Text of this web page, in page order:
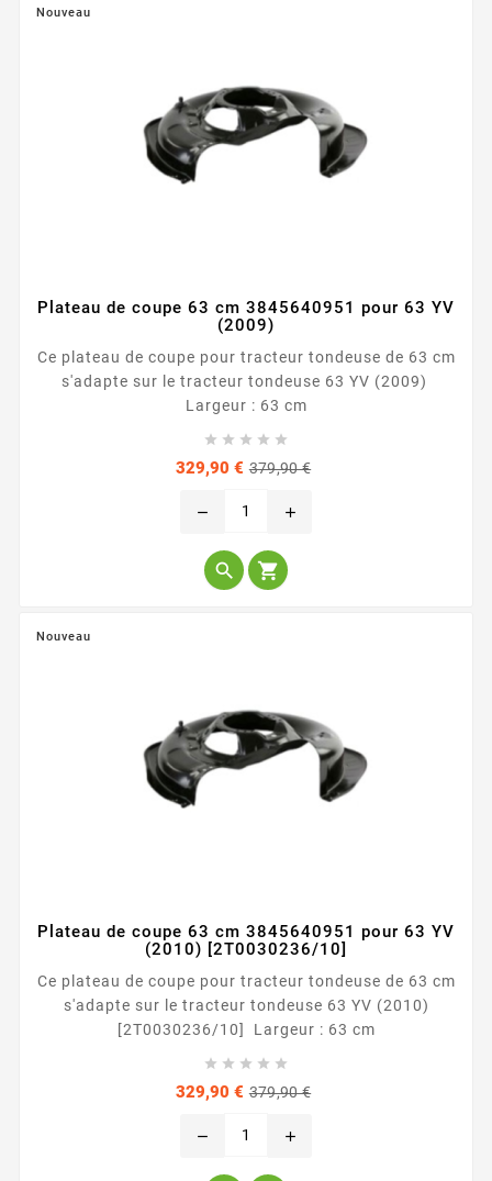
Nouveau
Plateau de coupe 63 cm 3845640951 pour 63 YV
(2009)
Ce plateau de coupe pour tracteur tondeuse de 63 cm
s'adapte sur le tracteur tondeuse 63 YV (2009)
Largeur : 63 cm
    
329,90 € 379,90 €
remove add
 
Nouveau
Plateau de coupe 63 cm 3845640951 pour 63 YV
(2010) [2T0030236/10]
Ce plateau de coupe pour tracteur tondeuse de 63 cm
s'adapte sur le tracteur tondeuse 63 YV (2010)
[2T0030236/10] Largeur : 63 cm
    
329,90 € 379,90 €
remove add